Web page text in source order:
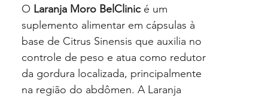
O Laranja Moro BelClinicé um
suplemento alimentar em cápsulas à
base de Citrus Sinensis que auxilia no
controle de peso e atua como redutor
da gordura localizada, principalmente
na região do abdômen. A Laranja